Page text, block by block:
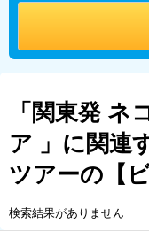
「関東発 ネ
ア 」に関連
ツアーの【
検索結果がありません